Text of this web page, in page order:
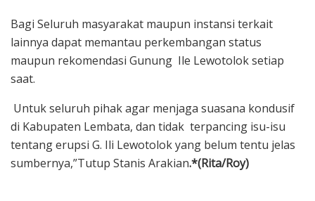
Bagi Seluruh masyarakat maupun instansi terkait
lainnya dapat memantau perkembangan status
maupun rekomendasi Gunung Ile Lewotolok setiap
saat.
Untuk seluruh pihak agar menjaga suasana kondusif
di Kabupaten Lembata, dan tidak terpancing isu-isu
tentang erupsi G. Ili Lewotolok yang belum tentu jelas
sumbernya,”Tutup Stanis Arakian.*(Rita/Roy)